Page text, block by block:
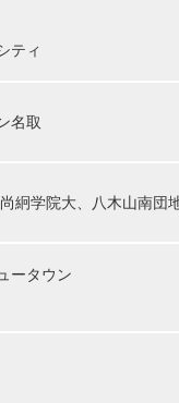
ティ
名取
絅学院大、八木山南団
ータウン